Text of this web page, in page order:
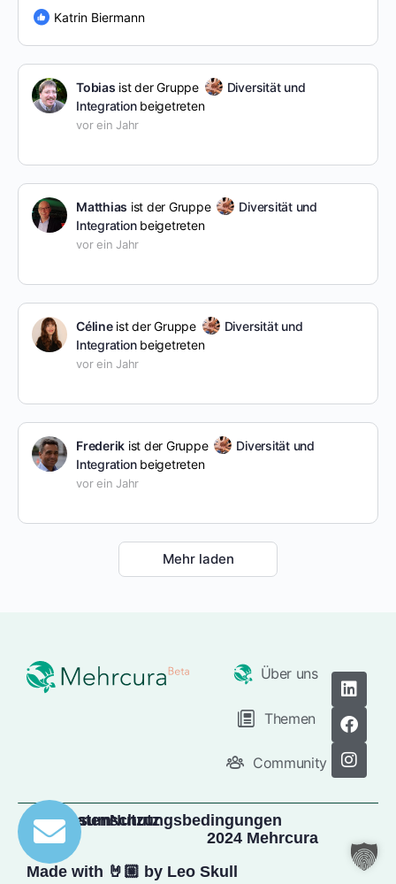
Katrin Biermann
Tobias ist der Gruppe
Diversität und
Integrationbeigetreten
vor ein Jahr
Matthias ist der Gruppe
Diversität und
Integrationbeigetreten
vor ein Jahr
Célineist der Gruppe
Diversität und
Integrationbeigetreten
vor ein Jahr
Frederik ist der Gruppe
Diversität und
Integrationbeigetreten
vor ein Jahr
Mehr laden
Über uns
Themen
Community
2024 Mehrcura
ImpressumDatenschutz
Nutzungsbedingungen
Made with 🤘🏼 by Leo Skull